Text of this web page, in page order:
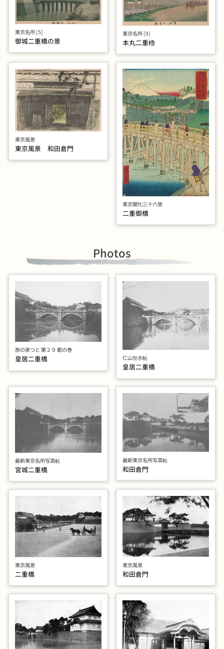
東京名所 [5]
御城二重橋の景
東京名所 [9]
本丸二重櫓
東京風景
東京風景 和田倉門
東京開化三十六景
二重御橋
Photos
旅の家つと 第２９ 都の巻
皇居二重橋 仁山智水帖
皇居二重橋
最新東京名所写真帖
宮城二重橋
最新東京名所写真帖
和田倉門
東京風景
二重橋
東京風景
和田倉門